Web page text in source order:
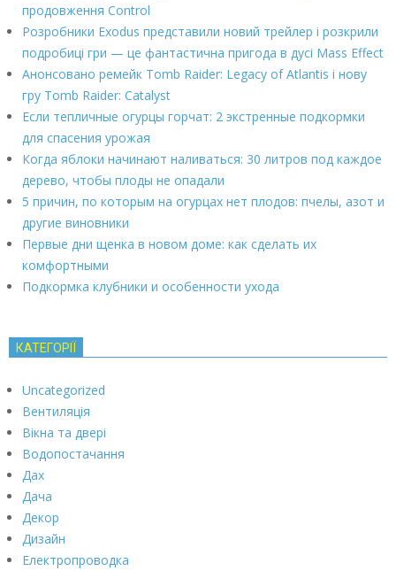
продовження Control
Розробники Exodus представили новий трейлер і розкрили
подробиці гри — це фантастична пригода в дусі Mass Effect
Анонсовано ремейк Tomb Raider: Legacy of Atlantis і нову
гру Tomb Raider: Catalyst
Если тепличные огурцы горчат: 2 экстренные подкормки
для спасения урожая
Когда яблоки начинают наливаться: 30 литров под каждое
дерево, чтобы плоды не опадали
5 причин, по которым на огурцах нет плодов: пчелы, азот и
другие виновники
Первые дни щенка в новом доме: как сделать их
комфортными
Подкормка клубники и особенности ухода
КАТЕГОРІЇ
Uncategorized
Вентиляція
Вікна та двері
Водопостачання
Дах
Дача
Декор
Дизайн
Електропроводка